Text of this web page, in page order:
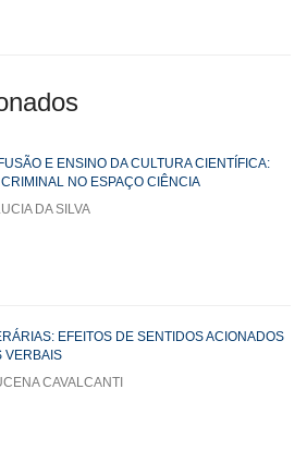
E ENSINO DA CULTURA CIENTÍFICA:
NO ESPAÇO CIÊNCIA
DA SILVA
EFEITOS DE SENTIDOS ACIONADOS
VERBAIS
CAVALCANTI